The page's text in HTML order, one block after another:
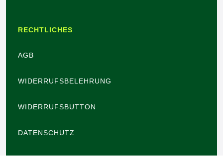
RECHTLICHES
AGB
WIDERRUFSBELEHRUNG
WIDERRUFSBUTTON
DATENSCHUTZ